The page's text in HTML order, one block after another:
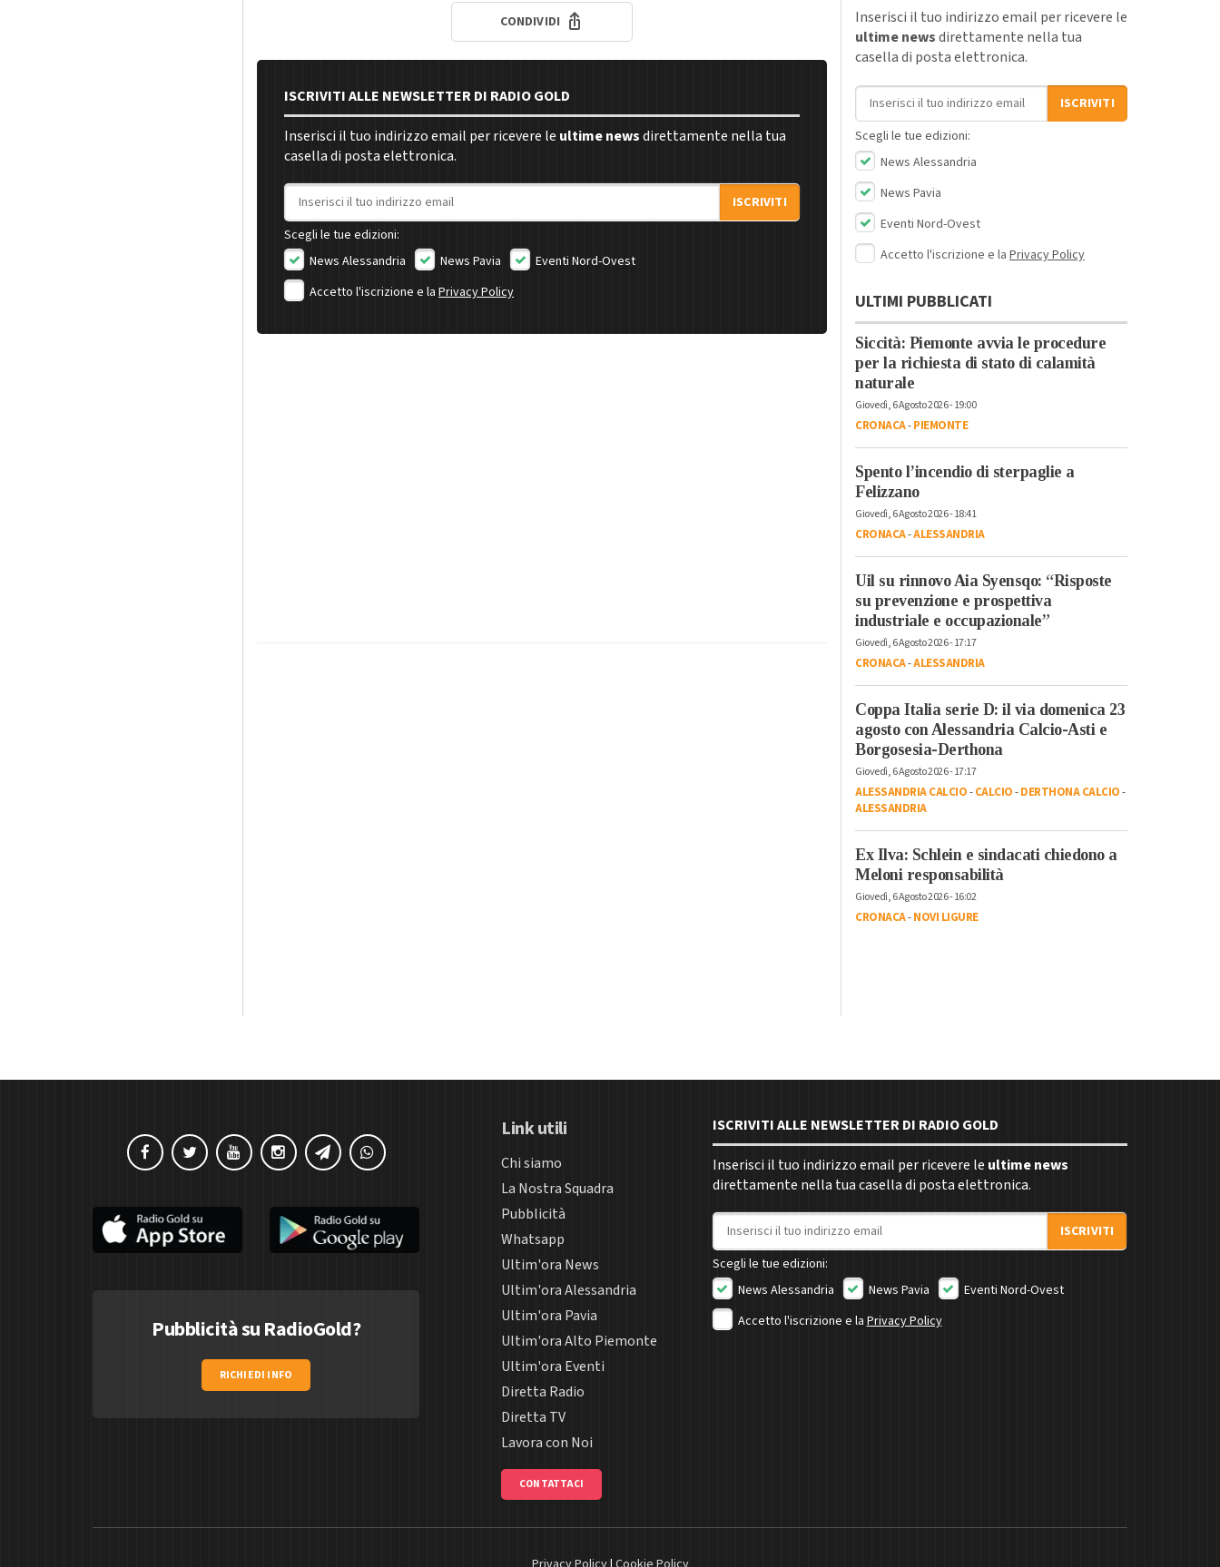
CONDIVIDI
ISCRIVITI ALLE NEWSLETTER DI RADIO GOLD
Inserisci il tuo indirizzo email per ricevere le ultime newsdirettamente nella tua
casella di posta elettronica.
Indirizzo email
ISCRIVITI
Scegli le tue edizioni:
News Alessandria
News Pavia
Eventi Nord-Ovest
Accetto l'iscrizione e la Privacy Policy
Inserisci il tuo indirizzo email per ricevere le
ultime newsdirettamente nella tua
casella di posta elettronica.
Indirizzo email
ISCRIVITI
Scegli le tue edizioni:
News Alessandria
News Pavia
Eventi Nord-Ovest
Accetto l'iscrizione e la Privacy Policy
ULTIMI PUBBLICATI
Siccità: Piemonte avvia le procedure
per la richiesta di stato di calamità
naturale
Giovedì, 6 Agosto 2026 - 19:00
CRONACA-PIEMONTE
Spento l’incendio di sterpaglie a
Felizzano
Giovedì, 6 Agosto 2026 - 18:41
CRONACA-ALESSANDRIA
Uil su rinnovo Aia Syensqo: “Risposte
su prevenzione e prospettiva
industriale e occupazionale”
Giovedì, 6 Agosto 2026 - 17:17
CRONACA-ALESSANDRIA
Coppa Italia serie D: il via domenica 23
agosto con Alessandria Calcio-Asti e
Borgosesia-Derthona
Giovedì, 6 Agosto 2026 - 17:17
ALESSANDRIA CALCIO-CALCIO-DERTHONA CALCIO-
ALESSANDRIA
Ex Ilva: Schlein e sindacati chiedono a
Meloni responsabilità
Giovedì, 6 Agosto 2026 - 16:02
CRONACA-NOVI LIGURE
Pubblicità su RadioGold?
RICHIEDI INFO
Link utili
Chi siamo
La Nostra Squadra
Pubblicità
Whatsapp
Ultim'ora News
Ultim'ora Alessandria
Ultim'ora Pavia
Ultim'ora Alto Piemonte
Ultim'ora Eventi
Diretta Radio
Diretta TV
Lavora con Noi
CONTATTACI
ISCRIVITI ALLE NEWSLETTER DI RADIO GOLD
Inserisci il tuo indirizzo email per ricevere le ultime news
direttamente nella tua casella di posta elettronica.
Indirizzo email
ISCRIVITI
Scegli le tue edizioni:
News Alessandria
News Pavia
Eventi Nord-Ovest
Accetto l'iscrizione e la Privacy Policy